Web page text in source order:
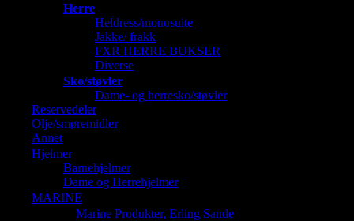
Herre
Heldress/monosuite
Jakke/ frakk
FXR HERRE BUKSER
Diverse
Sko/støvler
Dame- og herresko/støvler
Reservedeler
Olje/smøremidler
Annet
Hjelmer
Barnehjelmer
Dame og Herrehjelmer
MARINE
Marine Produkter, Erling Sande